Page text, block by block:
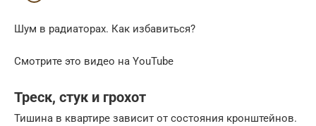
Шум в радиаторах. Как избавиться?
Смотрите это видео на YouTube
Треск, стук и грохот
Тишина в квартире зависит от состояния кронштейнов.